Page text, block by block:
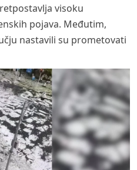
visoku
pojava. Međutim,
nastavili su prometovati